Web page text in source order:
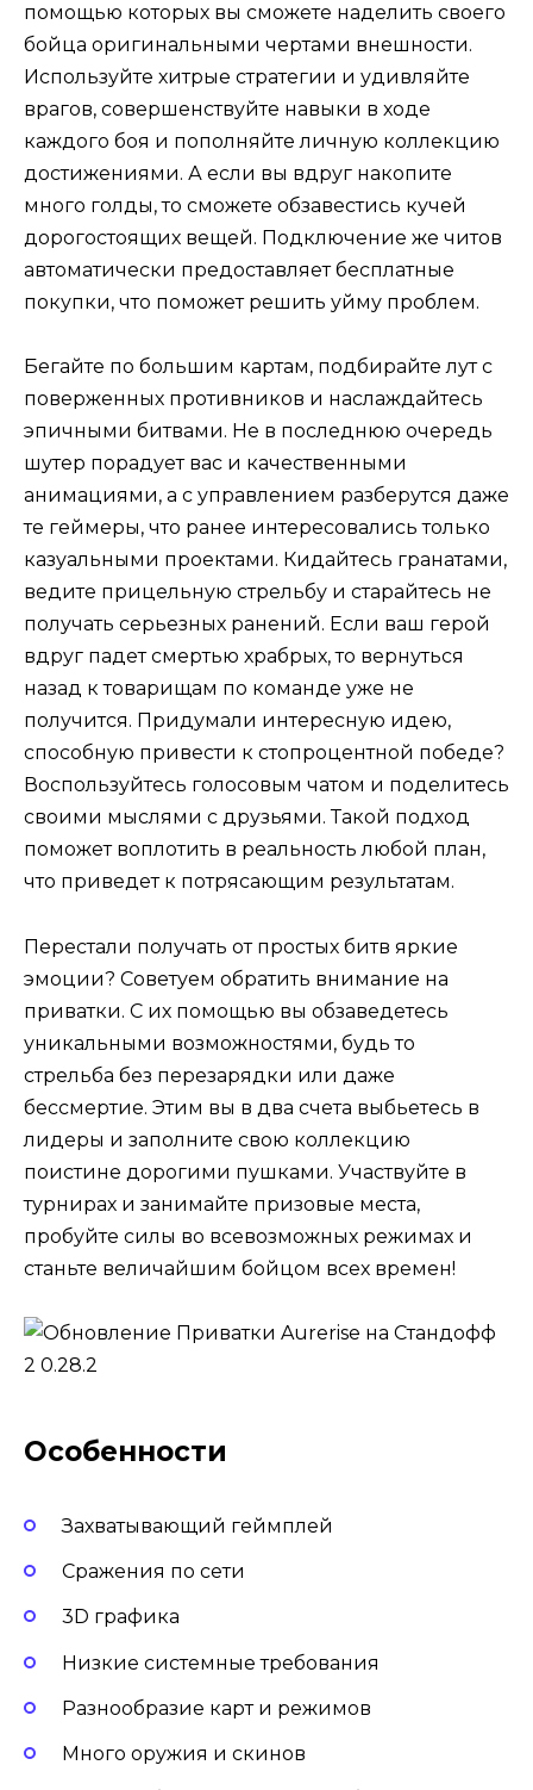
помощью которых вы сможете наделить своего
бойца оригинальными чертами внешности.
Используйте хитрые стратегии и удивляйте
врагов, совершенствуйте навыки в ходе
каждого боя и пополняйте личную коллекцию
достижениями. А если вы вдруг накопите
много голды, то сможете обзавестись кучей
дорогостоящих вещей. Подключение же читов
автоматически предоставляет бесплатные
покупки, что поможет решить уйму проблем.
Бегайте по большим картам, подбирайте лут с
поверженных противников и наслаждайтесь
эпичными битвами. Не в последнюю очередь
шутер порадует вас и качественными
анимациями, а с управлением разберутся даже
те геймеры, что ранее интересовались только
казуальными проектами. Кидайтесь гранатами,
ведите прицельную стрельбу и старайтесь не
получать серьезных ранений. Если ваш герой
вдруг падет смертью храбрых, то вернуться
назад к товарищам по команде уже не
получится. Придумали интересную идею,
способную привести к стопроцентной победе?
Воспользуйтесь голосовым чатом и поделитесь
своими мыслями с друзьями. Такой подход
поможет воплотить в реальность любой план,
что приведет к потрясающим результатам.
Перестали получать от простых битв яркие
эмоции? Советуем обратить внимание на
приватки. С их помощью вы обзаведетесь
уникальными возможностями, будь то
стрельба без перезарядки или даже
бессмертие. Этим вы в два счета выбьетесь в
лидеры и заполните свою коллекцию
поистине дорогими пушками. Участвуйте в
турнирах и занимайте призовые места,
пробуйте силы во всевозможных режимах и
станьте величайшим бойцом всех времен!
Особенности
Захватывающий геймплей
Сражения по сети
3D графика
Низкие системные требования
Разнообразие карт и режимов
Много оружия и скинов